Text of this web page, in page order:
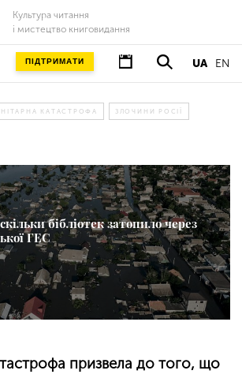
Культура читання
і мистецтво книговидання
UA EN
ПІДТРИМАТИ
КАТАСТРОФА ЗЛОЧИНИ РОСІЇ
бібліотек затопило через
ГЕС
призвела до того, що